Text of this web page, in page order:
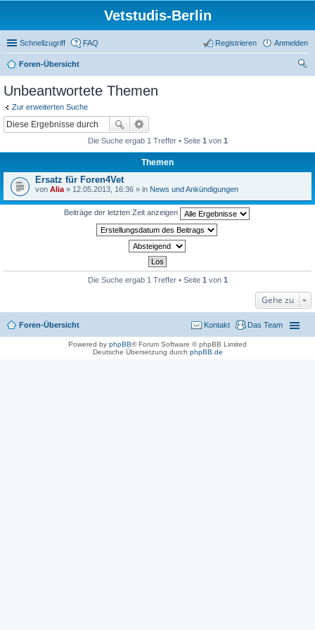
Vetstudis-Berlin
Schnellzugriff FAQ Anmelden
Registrieren
Foren-Übersicht
Unbeantwortete Themen
Zur erweiterten Suche
Die Suche ergab 1 Treffer • Seite 1 von 1
Themen
Ersatz für Foren4Vet
von Alia » 12.05.2013, 16:36 » in News und Ankündigungen
Beiträge der letzten Zeit anzeigen
Die Suche ergab 1 Treffer • Seite 1 von 1
Gehe zu
Foren-Übersicht Das Team
Kontakt
Powered by phpBB® Forum Software © phpBB Limited
Deutsche Übersetzung durch phpBB.de